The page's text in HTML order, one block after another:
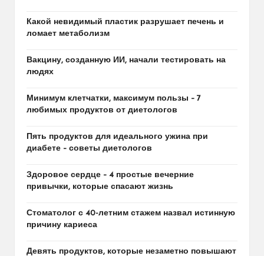
Какой невидимый пластик разрушает печень и
ломает метаболизм
Вакцину, созданную ИИ, начали тестировать на
людях
Минимум клетчатки, максимум пользы – 7
любимых продуктов от диетологов
Пять продуктов для идеального ужина при
диабете – советы диетологов
Здоровое сердце – 4 простые вечерние
привычки, которые спасают жизнь
Стоматолог с 40-летним стажем назвал истинную
причину кариеса
Девять продуктов, которые незаметно повышают